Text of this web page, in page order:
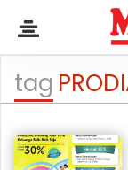
tag